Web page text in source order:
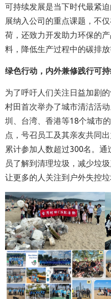
可持续发展是当下时代最紧
展纳入公司的重点课题，不
荷，还致力开发助力环保的
料，降低生产过程中的碳排
绿色行动，内外兼修践行可
为了呼吁人们关注日益加剧的
村田首次举办了城市清洁活
圳、台湾、香港等18个城市
点，号召员工及其亲友共同
累计参加人数超过300名。通
员了解到清理垃圾，减少垃
让更多的人关注到户外失控垃